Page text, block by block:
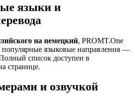
языки и
на немецкий, PROMT.One
популярные языковые направления —
список доступен в
странице.
и озвучкой